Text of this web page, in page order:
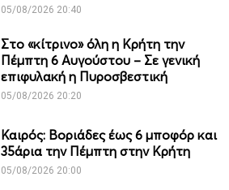
05/08/2026 20:40
Στο «κίτρινο» όλη η Κρήτη την
Πέμπτη 6 Αυγούστου – Σε γενική
επιφυλακή η Πυροσβεστική
05/08/2026 20:20
Καιρός: Βοριάδες έως 6 μποφόρ και
35άρια την Πέμπτη στην Κρήτη
05/08/2026 20:00